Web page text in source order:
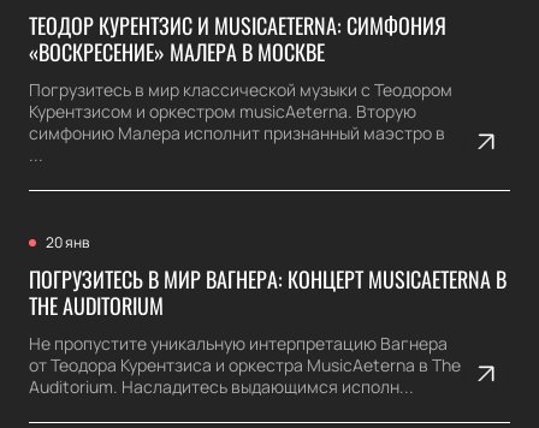
ТЕОДОР КУРЕНТЗИС И MUSICAETERNA: СИМФОНИЯ
«ВОСКРЕСЕНИЕ» МАЛЕРА В МОСКВЕ
Погрузитесь в мир классической музыки с Теодором
Курентзисом и оркестром musicAeterna. Вторую
симфонию Малера исполнит признанный маэстро в
20 янв
ПОГРУЗИТЕСЬ В МИР ВАГНЕРА: КОНЦЕРТ MUSICAETERNA В
THE AUDITORIUM
Не пропустите уникальную интерпретацию Вагнера
от Теодора Курентзиса и оркестра MusicAeterna в The
Auditorium. Насладитесь выдающимся исполн...